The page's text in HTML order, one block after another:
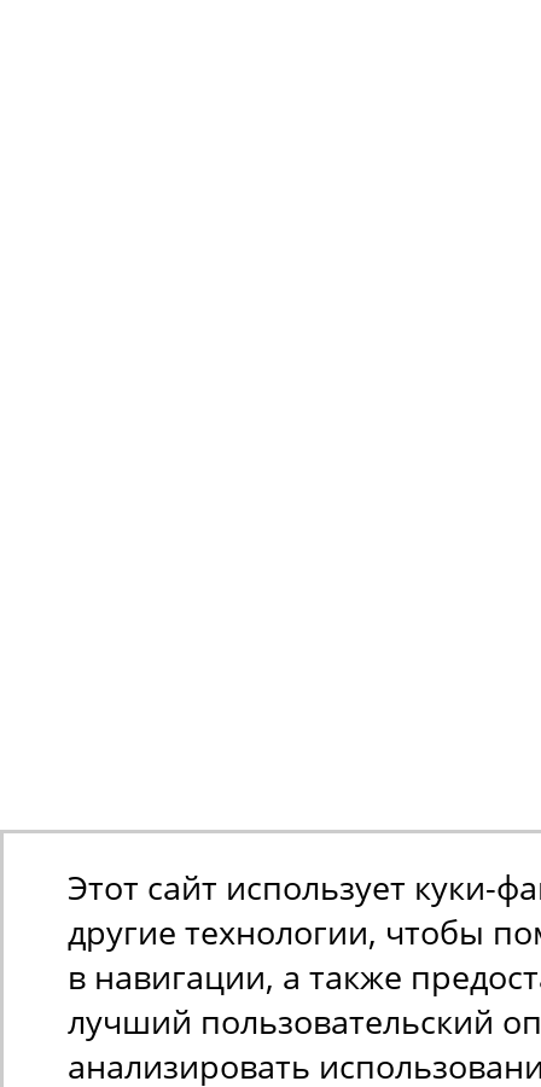
Этот сайт использует куки-
другие технологии, чтобы
в навигации, а также
лучший пользовательский
анализировать